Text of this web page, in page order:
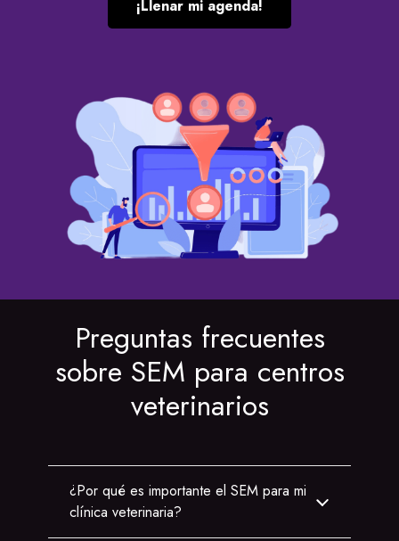
¡Llenar mi agenda!
Preguntas frecuentes
sobre SEM para centros
veterinarios
¿Por qué es importante el SEM para mi
clínica veterinaria?